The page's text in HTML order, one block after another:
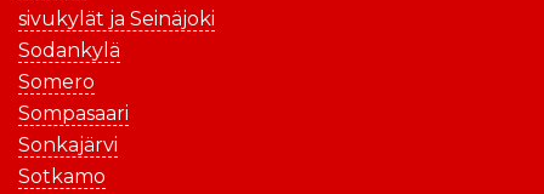
sivukylät ja Seinäjoki
Sodankylä
Somero
Sompasaari
Sonkajärvi
Sotkamo